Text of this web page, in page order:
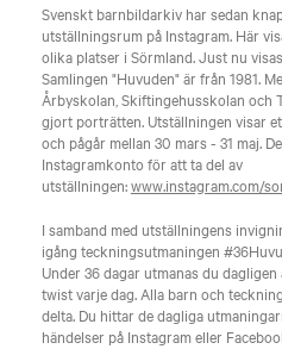
Svenskt barnbildarkiv har sedan
utställningsrum på Instagram. Här
olika platser i Sörmland. Just nu
Samlingen "Huvuden" är från 1981.
Årbyskolan, Skiftingehusskolan och
gjort porträtten. Utställningen visar
och pågår mellan 30 mars - 31 maj.
Instagramkonto för att ta del av
utställningen:www.instagram.com/
I samband med utställningens
igång teckningsutmaningen
Under 36 dagar utmanas du
twist varje dag. Alla barn och
delta. Du hittar de dagliga
händelser på Instagram eller